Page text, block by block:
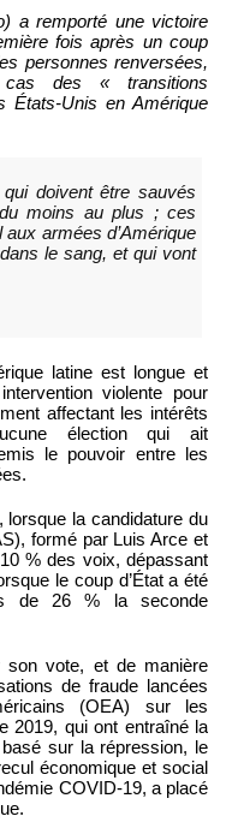
a remporté une victoire
fois après un coup
personnes renversées,
des « transitions
États-Unis en Amérique
doivent être sauvés
moins au plus ; ces
armées d’Amérique
le sang, et qui vont
latine est longue et
violente pour
affectant les intérêts
élection qui ait
le pouvoir entre les
la candidature du
formé par Luis Arce et
% des voix, dépassant
le coup d’État a été
de 26 % la seconde
son vote, et de manière
de fraude lancées
(OEA) sur les
2019, qui ont entraîné la
sur la répression, le
économique et social
COVID-19, a placé